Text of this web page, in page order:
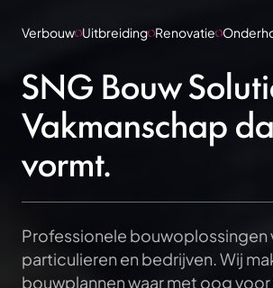
Verbouw Uitbreiding Renovatie
SNG Bouw
Vakmanschap
vormt.
Professionele bouwoplossingen
particulieren en bedrijven. Wij
bouwplannen waar met oog